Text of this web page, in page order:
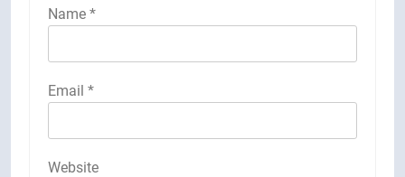
Name *
Email *
Website